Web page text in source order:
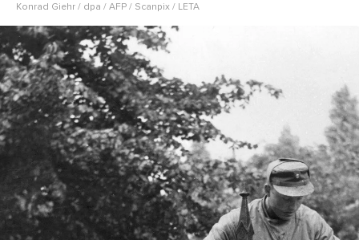
Konrad Giehr / dpa / AFP / Scanpix / LETA